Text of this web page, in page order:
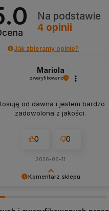
Na podstawie
4opinii
Jak zbieramy opinie?
Komentarz sklepu
Mariola
zweryfikowano
od dawna i jestem bardzo
zadowolona z jakości.
0 0
2026-06-11